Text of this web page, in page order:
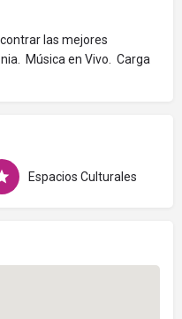
las mejores
Música en Vivo. Carga
Espacios Culturales